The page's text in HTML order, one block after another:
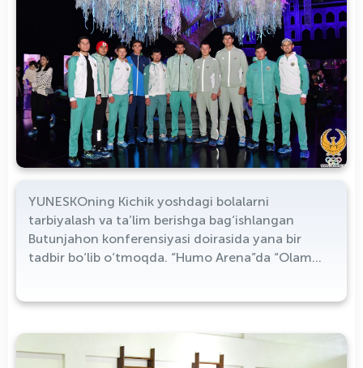
YUNESKOning Kichik yoshdagi bolalarni
tarbiyalash va ta’lim berishga bag‘ishlangan
Butunjahon konferensiyasi doirasida yana bir
tadbir bo‘lib o‘tmoqda. “Humo Arena”da “Olam